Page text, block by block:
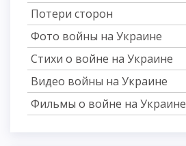
Потери сторон
Фото войны на Украине
Стихи о войне на Украине
Видео войны на Украине
Фильмы о войне на Украине